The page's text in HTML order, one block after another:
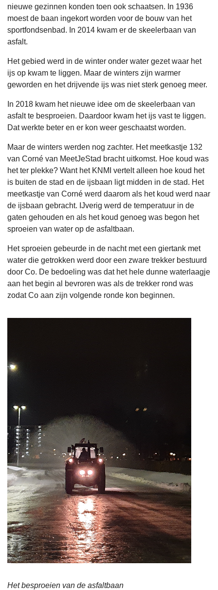
nieuwe gezinnen konden toen ook schaatsen. In 1936
moest de baan ingekort worden voor de bouw van het
sportfondsenbad. In 2014 kwam er de skeelerbaan van
asfalt.
Het gebied werd in de winter onder water gezet waar het
ijs op kwam te liggen. Maar de winters zijn warmer
geworden en het drijvende ijs was niet sterk genoeg meer.
In 2018 kwam het nieuwe idee om de skeelerbaan van
asfalt te besproeien. Daardoor kwam het ijs vast te liggen.
Dat werkte beter en er kon weer geschaatst worden.
Maar de winters werden nog zachter. Het meetkastje 132
van Corné van MeetJeStad bracht uitkomst. Hoe koud was
het ter plekke? Want het KNMI vertelt alleen hoe koud het
is buiten de stad en de ijsbaan ligt midden in de stad. Het
meetkastje van Corné werd daarom als het koud werd naar
de ijsbaan gebracht. IJverig werd de temperatuur in de
gaten gehouden en als het koud genoeg was begon het
sproeien van water op de asfaltbaan.
Het sproeien gebeurde in de nacht met een giertank met
water die getrokken werd door een zware trekker bestuurd
door Co. De bedoeling was dat het hele dunne waterlaagje
aan het begin al bevroren was als de trekker rond was
zodat Co aan zijn volgende ronde kon beginnen.
Het besproeien van de asfaltbaan